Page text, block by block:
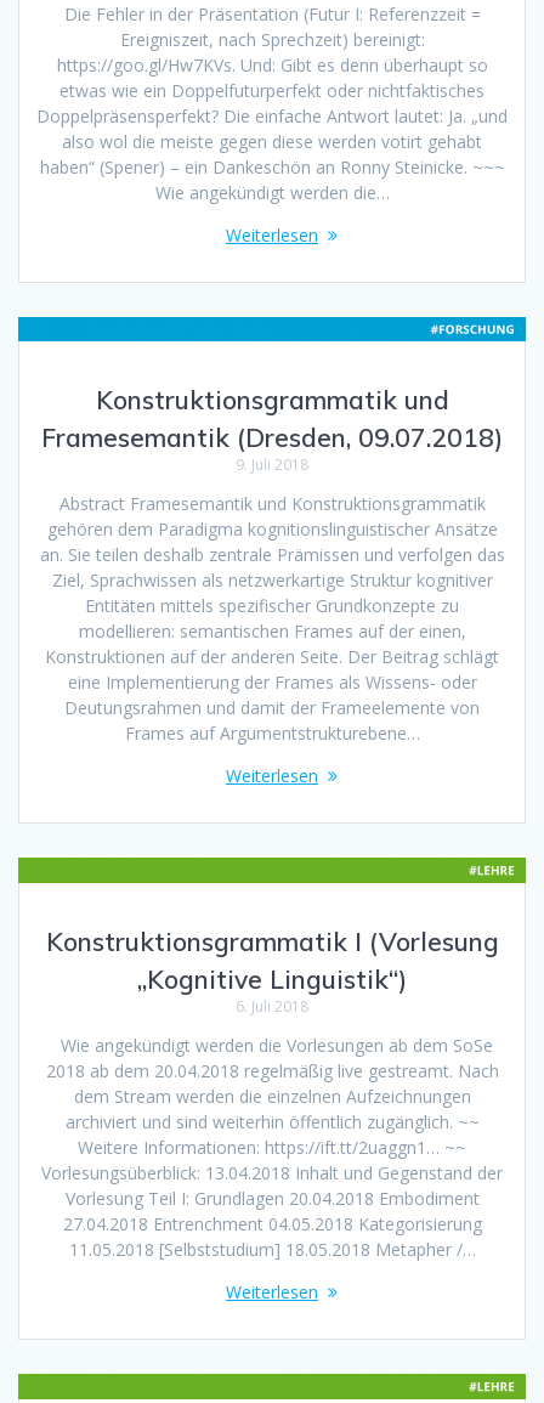
Die Fehler in der Präsentation (Futur I: Referenzzeit =
Ereigniszeit, nach Sprechzeit) bereinigt:
https://goo.gl/Hw7KVs. Und: Gibt es denn überhaupt so
etwas wie ein Doppelfuturperfekt oder nichtfaktisches
Doppelpräsensperfekt? Die einfache Antwort lautet: Ja. „und
also wol die meiste gegen diese werden votirt gehabt
haben“ (Spener) – ein Dankeschön an Ronny Steinicke. ~~~
Wie angekündigt werden die…
Weiterlesen
Konstruktionsgrammatik und
Framesemantik (Dresden, 09.07.2018)
9. Juli 2018
Abstract Framesemantik und Konstruktionsgrammatik
gehören dem Paradigma kognitionslinguistischer Ansätze
an. Sie teilen deshalb zentrale Prämissen und verfolgen das
Ziel, Sprachwissen als netzwerkartige Struktur kognitiver
Entitäten mittels spezifischer Grundkonzepte zu
modellieren: semantischen Frames auf der einen,
Konstruktionen auf der anderen Seite. Der Beitrag schlägt
eine Implementierung der Frames als Wissens- oder
Deutungsrahmen und damit der Frameelemente von
Frames auf Argumentstrukturebene…
Weiterlesen
Konstruktionsgrammatik I (Vorlesung
„Kognitive Linguistik“)
6. Juli 2018
Wie angekündigt werden die Vorlesungen ab dem SoSe
2018 ab dem 20.04.2018 regelmäßig live gestreamt. Nach
dem Stream werden die einzelnen Aufzeichnungen
archiviert und sind weiterhin öffentlich zugänglich. ~~
Weitere Informationen: https://ift.tt/2uaggn1… ~~
Vorlesungsüberblick: 13.04.2018 Inhalt und Gegenstand der
Vorlesung Teil I: Grundlagen 20.04.2018 Embodiment
27.04.2018 Entrenchment 04.05.2018 Kategorisierung
11.05.2018 [Selbststudium] 18.05.2018 Metapher /…
Weiterlesen